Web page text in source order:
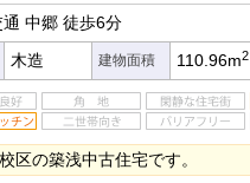
通 中郷 徒歩6分
木造 建物面積 110.96m2
区の築浅中古住宅です。